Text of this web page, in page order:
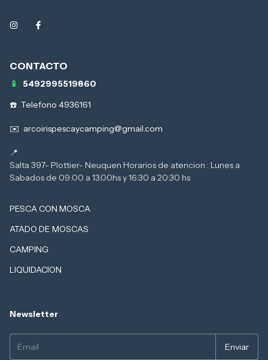
5492995519860
Telefono 4936161
arcoirispescaycamping@gmail.com
Salta 397- Plottier- Neuquen Horarios de atencion : Lunes a
PESCA CON MOSCA
ATADO DE MOSCAS
CAMPING
LIQUIDACION
Newsletter